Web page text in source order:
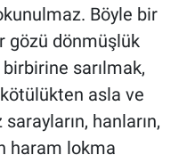
Böyle bir
gözü dönmüşlük
sarılmak,
asla ve
hanların,
haram lokma